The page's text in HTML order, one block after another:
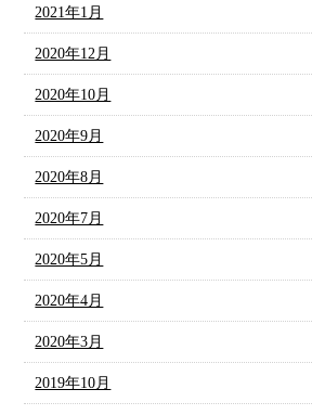
2021年1月
2020年12月
2020年10月
2020年9月
2020年8月
2020年7月
2020年5月
2020年4月
2020年3月
2019年10月